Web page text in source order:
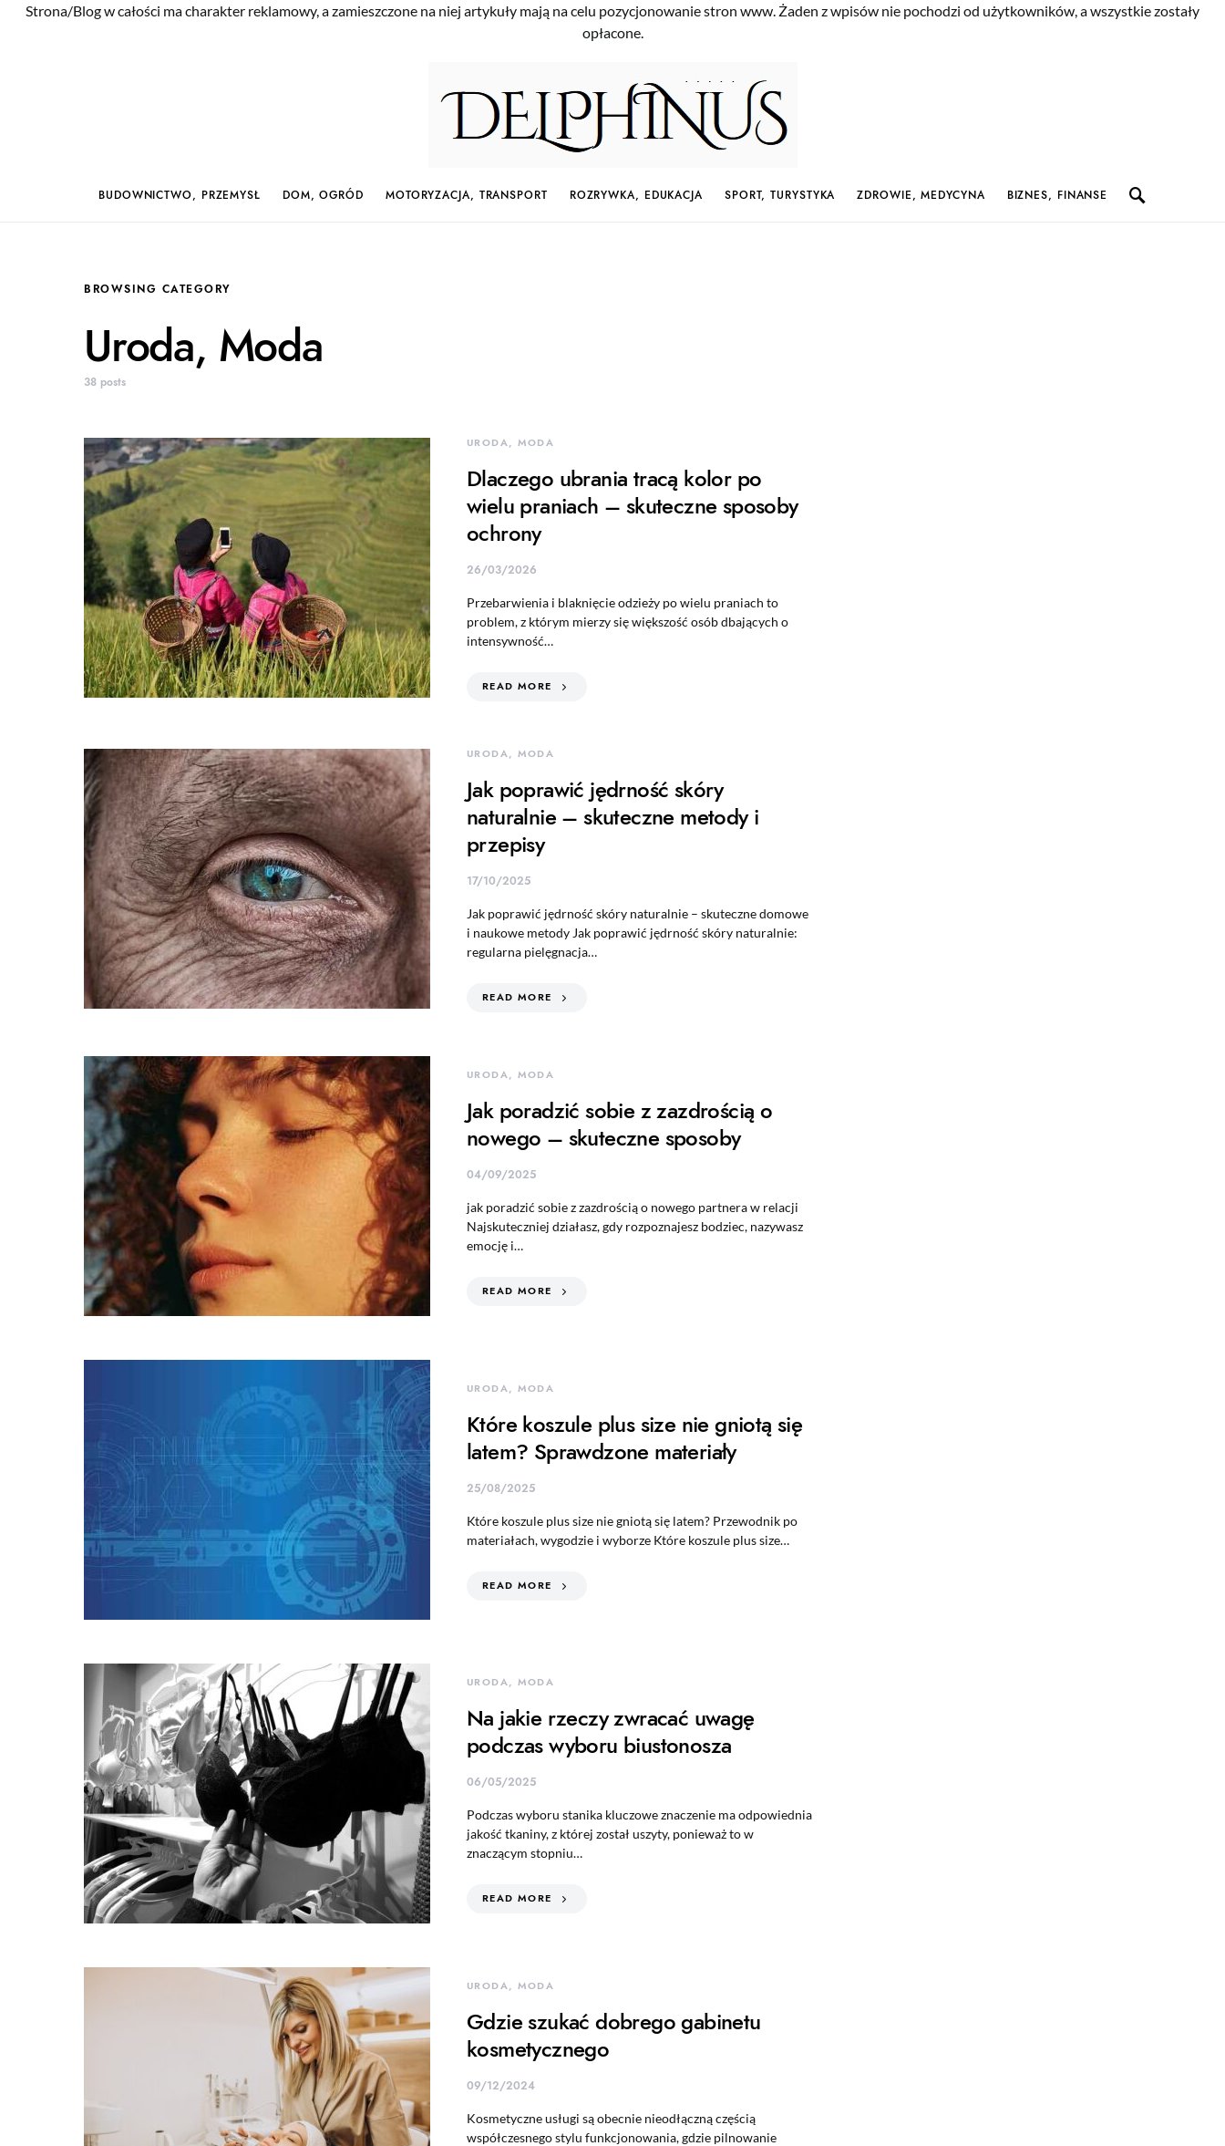
Strona/Blog w całości ma charakter reklamowy, a zamieszczone na niej artykuły mają na celu pozycjonowanie stron www. Żaden z wpisów nie pochodzi od użytkowników, a wszystkie zostały
opłacone.
BUDOWNICTWO, PRZEMYSŁ DOM, OGRÓD MOTORYZACJA, TRANSPORT ROZRYWKA, EDUKACJA SPORT, TURYSTYKA ZDROWIE, MEDYCYNA BIZNES, FINANSE
BROWSING CATEGORY
Uroda, Moda
38 posts
URODA, MODA
Dlaczego ubrania tracą kolor po
wielu praniach – skuteczne sposoby
ochrony
26/03/2026
Przebarwienia i blaknięcie odzieży po wielu praniach to
problem, z którym mierzy się większość osób dbających o
intensywność…
READ MORE
URODA, MODA
Jak poprawić jędrność skóry
naturalnie – skuteczne metody i
przepisy
17/10/2025
Jak poprawić jędrność skóry naturalnie – skuteczne domowe
i naukowe metody Jak poprawić jędrność skóry naturalnie:
regularna pielęgnacja…
READ MORE
URODA, MODA
Jak poradzić sobie z zazdrością o
nowego – skuteczne sposoby
04/09/2025
jak poradzić sobie z zazdrością o nowego partnera w relacji
Najskuteczniej działasz, gdy rozpoznajesz bodziec, nazywasz
emocję i…
READ MORE
URODA, MODA
Które koszule plus size nie gniotą się
latem? Sprawdzone materiały
25/08/2025
Które koszule plus size nie gniotą się latem? Przewodnik po
materiałach, wygodzie i wyborze Które koszule plus size…
READ MORE
URODA, MODA
Na jakie rzeczy zwracać uwagę
podczas wyboru biustonosza
06/05/2025
Podczas wyboru stanika kluczowe znaczenie ma odpowiednia
jakość tkaniny, z której został uszyty, ponieważ to w
znaczącym stopniu…
READ MORE
URODA, MODA
Gdzie szukać dobrego gabinetu
kosmetycznego
09/12/2024
Kosmetyczne usługi są obecnie nieodłączną częścią
współczesnego stylu funkcjonowania, gdzie pilnowanie